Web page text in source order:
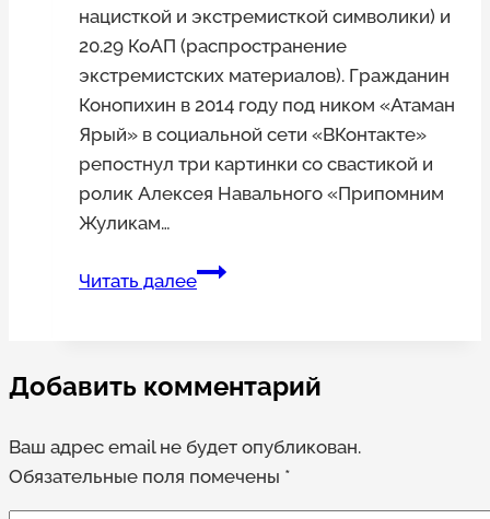
нацисткой и экстремисткой символики) и
20.29 КоАП (распространение
экстремистских материалов). Гражданин
Конопихин в 2014 году под ником «Атаман
Ярый» в социальной сети «ВКонтакте»
репостнул три картинки со свастикой и
ролик Алексея Навального «Припомним
Жуликам…
Читать далееЖителя
за
и
видео
в
Добавить комментарий
Ваш адрес email не будет опубликован.
Обязательные поля помечены *